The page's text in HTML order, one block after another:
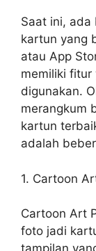
Saat ini, ada
kartun yang
atau App
memiliki fitur
digunakan.
merangkum
kartun
adalah
1. Cartoon
Cartoon Art
foto jadi
tampilan